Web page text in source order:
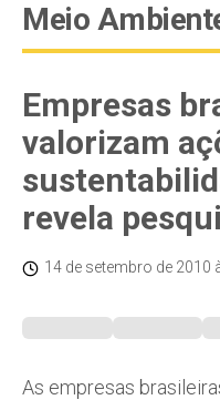
Meio
Empresas
valorizam
revela
14 de setembro de 2010
As empresas